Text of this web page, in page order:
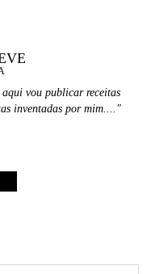
vou publicar receitas
inventadas por mim...."